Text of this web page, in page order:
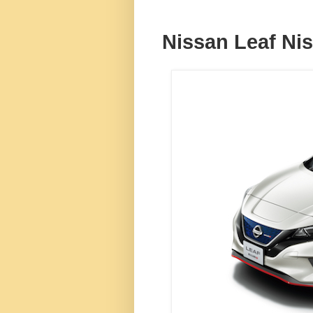
Nissan Leaf